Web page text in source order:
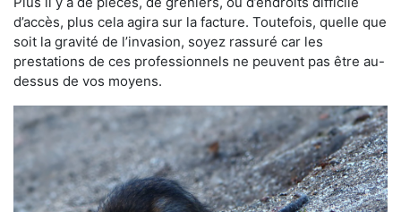
d’accès, plus cela agira sur la facture. Toutefois, quelle que
soit la gravité de l’invasion, soyez rassuré car les
prestations de ces professionnels ne peuvent pas être au-
dessus de vos moyens.